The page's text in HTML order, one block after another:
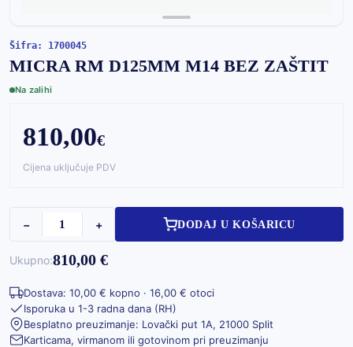
Šifra: 1700045
MICRA RM D125MM M14 BEZ ZAŠTIT
Na zalihi
810,00€
Cijena uključuje PDV
− + DODAJ U KOŠARICU
Ukupno:810,00 €
Dostava: 10,00 € kopno · 16,00 € otoci
Isporuka u 1-3 radna dana (RH)
Besplatno preuzimanje: Lovački put 1A, 21000 Split
Karticama, virmanom ili gotovinom pri preuzimanju